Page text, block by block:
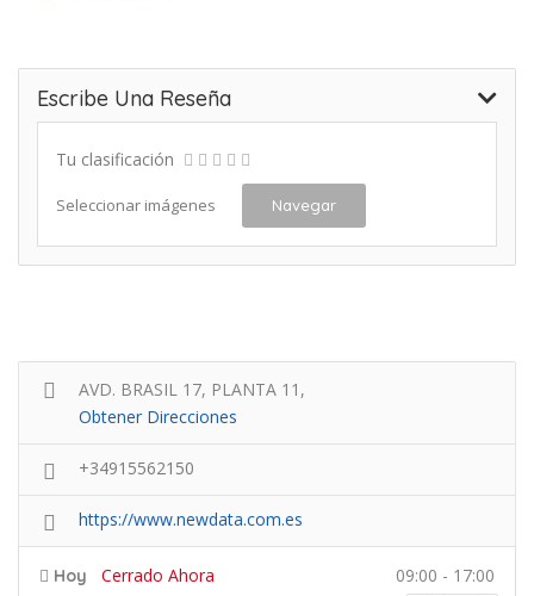
Escribe Una Reseña
Tu clasificación
Seleccionar imágenes Navegar
AVD. BRASIL 17, PLANTA 11,
Obtener Direcciones
+34915562150
https://www.newdata.com.es
Hoy Cerrado Ahora 09:00 - 17:00